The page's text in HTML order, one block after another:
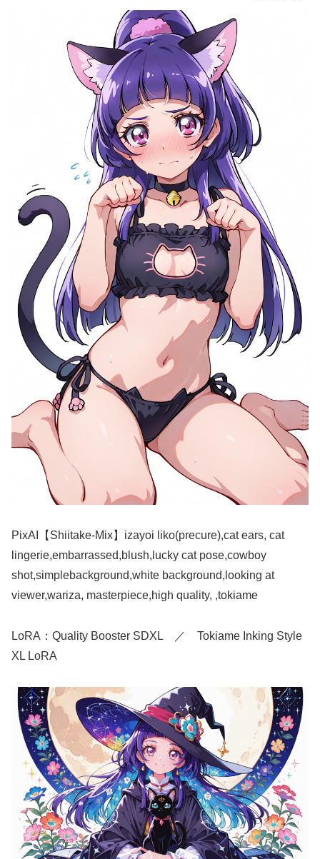
PixAI【Shiitake-Mix】izayoi liko(precure),cat ears, cat
lingerie,embarrassed,blush,lucky cat pose,cowboy
shot,simplebackground,white background,looking at
viewer,wariza, masterpiece,high quality, ,tokiame
LoRA：Quality Booster SDXL ／ Tokiame Inking Style
XL LoRA